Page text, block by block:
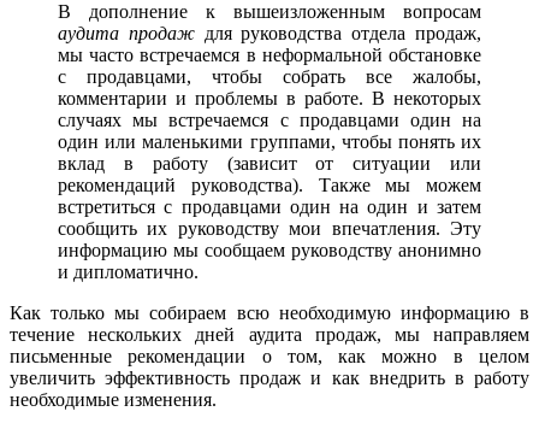
В дополнение к вышеизложенным вопросам
аудита продаждля руководства отдела продаж,
мы часто встречаемся в неформальной обстановке
с продавцами, чтобы собрать все жалобы,
комментарии и проблемы в работе. В некоторых
случаях мы встречаемся с продавцами один на
один или маленькими группами, чтобы понять их
вклад в работу (зависит от ситуации или
рекомендаций руководства). Также мы можем
встретиться с продавцами один на один и затем
сообщить их руководству мои впечатления. Эту
информацию мы сообщаем руководству анонимно
и дипломатично.
Как только мы собираем всю необходимую информацию в
течение нескольких дней аудита продаж, мы направляем
письменные рекомендации о том, как можно в целом
увеличить эффективность продаж и как внедрить в работу
необходимые изменения.